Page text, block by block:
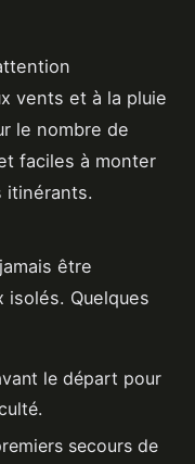
vents et à la pluie
le nombre de
faciles à monter
itinérants.
être
isolés. Quelques
le départ pour
secours de